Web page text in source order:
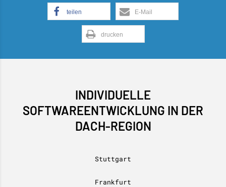
teilen E-Mail
drucken
INDIVIDUELLE
SOFTWAREENTWICKLUNG IN DER
DACH-REGION
Stuttgart
Frankfurt